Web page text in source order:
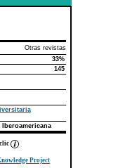
Otras revistas
33%
145
clic
Project